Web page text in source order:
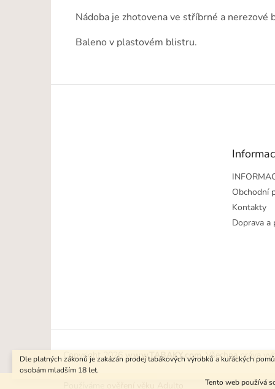
Tento web používá
Dle platných zákonů je zakázán prodej tabákových výrobků a kuřáckých
osobám mladším 18 let.
Nádoba je zhotovena ve stříbrné a nerezové
Baleno v plastovém blistru.
Obchodní
Kontakty
Doprava a
Copyright 2026 www.TABAKY.com. Všechna práva